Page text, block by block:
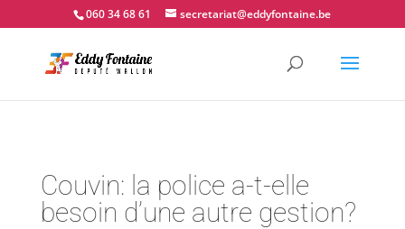
📍 Couvin - 060.34.68.61
060 34 68 61 secretariat@eddyfontaine.be
Couvin: la police a-t-elle
besoin d’une autre gestion?